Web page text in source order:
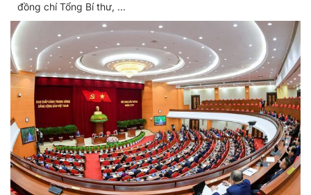
đồng chí Tổng Bí thư, ...